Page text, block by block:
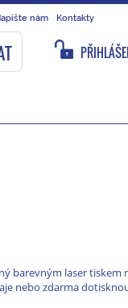
nám Kontakty
barevným laser
nebo zdarma